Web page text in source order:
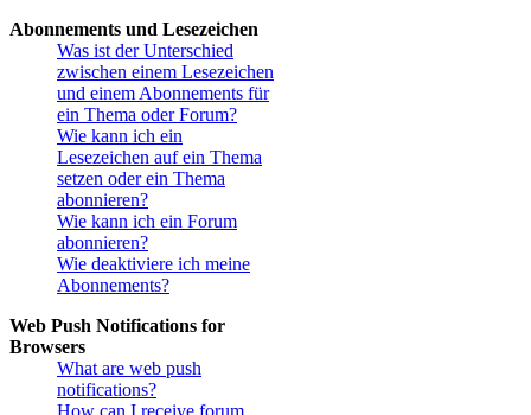
Abonnements und Lesezeichen
Was ist der Unterschied
zwischen einem Lesezeichen
und einem Abonnements für
ein Thema oder Forum?
Wie kann ich ein
Lesezeichen auf ein Thema
setzen oder ein Thema
abonnieren?
Wie kann ich ein Forum
abonnieren?
Wie deaktiviere ich meine
Abonnements?
Web Push Notifications for
Browsers
What are web push
notifications?
How can I receive forum